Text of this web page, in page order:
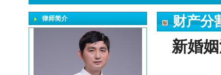
律师简介 财产分
新婚